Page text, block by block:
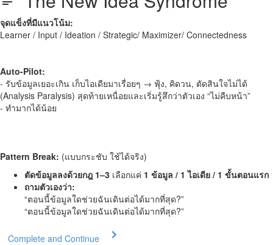
จุดแข็งที่มีแนวโน้ม:
Learner / Input / Ideation / Strategic/ Maximizer/ Connectedness
Auto-Pilot:
- รับข้อมูลเยอะเกิน เก็บไอเดียมาเรื่อยๆ → ฟุ้ง, คิดวน, ตัดสินใจไม่ได้
(Analysis Paralysis) สุดท้ายเหนื่อยและเริ่มรู้สึกว่าตัวเอง “ไม่คืบหน้า”
- ทำมากได้น้อย
Pattern Break: (แบบกระชับ ใช้ได้จริง)
ตัดข้อมูลลงด้วยกฎ 1–3 เลือกแค่ 1 ข้อมูล / 1 ไอเดีย / 1 ขั้นตอนแรก
ถามตัวเองว่า:
“ตอนนี้ข้อมูลใดช่วยฉันเดินต่อได้มากที่สุด?”
“ตอนนี้ข้อมูลใดช่วยฉันเดินต่อได้มากที่สุด?”
Complete and Continue